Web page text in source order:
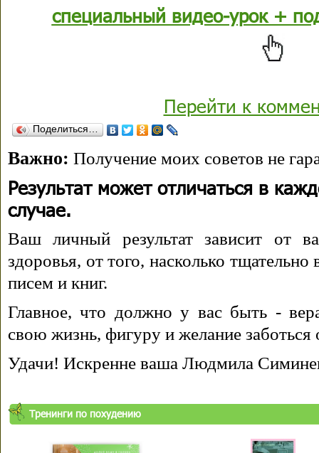
специальный видео-урок +
Перейти к
Поделиться…
Важно: Получение моих советов не
Результат может отличаться в
случае.
Ваш личный результат зависит от
здоровья, от того, насколько
писем и книг.
Главное, что должно у вас быть -
свою жизнь, фигуру и желание заботься
Удачи! Искренне ваша Людмила
Тренинги по похудению